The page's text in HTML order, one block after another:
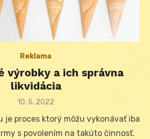
Reklama
výrobky a ich správna
likvidácia
Posted
10. 5. 2022
je proces ktorý môžu vykonávať iba
s povolením na takúto činnosť.